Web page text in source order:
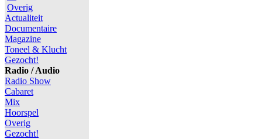
Overig
Actualiteit
Documentaire
Magazine
Toneel & Klucht
Gezocht!
Radio / Audio
Radio Show
Cabaret
Mix
Hoorspel
Overig
Gezocht!